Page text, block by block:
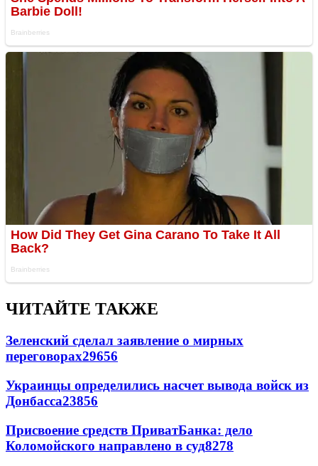
ЧИТАЙТЕ ТАКЖЕ
Зеленский сделал заявление о мирных
переговорах29656
Украинцы определились насчет вывода войск из
Донбасса23856
Присвоение средств ПриватБанка: дело
Коломойского направлено в суд8278